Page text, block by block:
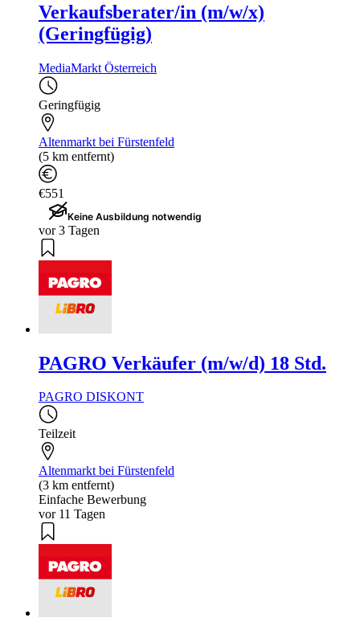
Verkaufsberater/in (m/w/x)
(Geringfügig)
MediaMarkt Österreich
Geringfügig
Altenmarkt bei Fürstenfeld
(5 km entfernt)
€551
Keine Ausbildung notwendig
vor 3 Tagen
PAGRO Verkäufer (m/w/d) 18 Std.
PAGRO DISKONT
Teilzeit
Altenmarkt bei Fürstenfeld
(3 km entfernt)
Einfache Bewerbung
vor 11 Tagen